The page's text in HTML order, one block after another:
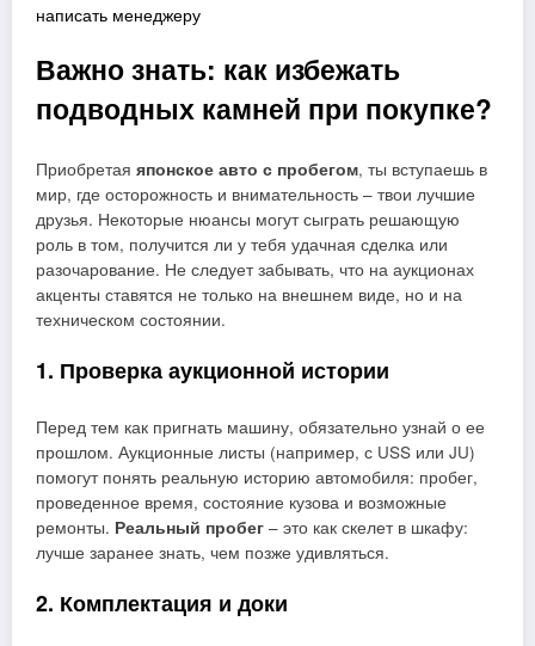
написать менеджеру
Важно знать: как избежать
подводных камней при покупке?
Приобретая японское авто с пробегом, ты вступаешь в
мир, где осторожность и внимательность – твои лучшие
друзья. Некоторые нюансы могут сыграть решающую
роль в том, получится ли у тебя удачная сделка или
разочарование. Не следует забывать, что на аукционах
акценты ставятся не только на внешнем виде, но и на
техническом состоянии.
1. Проверка аукционной истории
Перед тем как пригнать машину, обязательно узнай о ее
прошлом. Аукционные листы (например, с USS или JU)
помогут понять реальную историю автомобиля: пробег,
проведенное время, состояние кузова и возможные
ремонты. Реальный пробег – это как скелет в шкафу:
лучше заранее знать, чем позже удивляться.
2. Комплектация и доки